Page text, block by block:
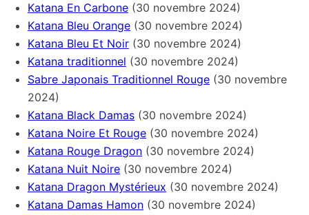
Katana En Carbone (30 novembre 2024)
Katana Bleu Orange (30 novembre 2024)
Katana Bleu Et Noir (30 novembre 2024)
Katana traditionnel (30 novembre 2024)
Sabre Japonais Traditionnel Rouge (30 novembre
2024)
Katana Black Damas (30 novembre 2024)
Katana Noire Et Rouge (30 novembre 2024)
Katana Rouge Dragon (30 novembre 2024)
Katana Nuit Noire (30 novembre 2024)
Katana Dragon Mystérieux (30 novembre 2024)
Katana Damas Hamon (30 novembre 2024)